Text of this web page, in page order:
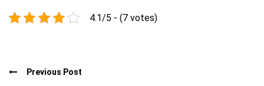
4.1/5 - (7 votes)
Previous Post